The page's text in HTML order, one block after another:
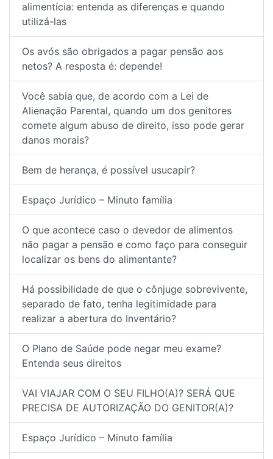
alimentícia: entenda as diferenças e quando
utilizá-las
Os avós são obrigados a pagar pensão aos
netos? A resposta é: depende!
Você sabia que, de acordo com a Lei de
Alienação Parental, quando um dos genitores
comete algum abuso de direito, isso pode gerar
danos morais?
Bem de herança, é possível usucapir?
Espaço Jurídico – Minuto família
O que acontece caso o devedor de alimentos
não pagar a pensão e como faço para conseguir
localizar os bens do alimentante?
Há possibilidade de que o cônjuge sobrevivente,
separado de fato, tenha legitimidade para
realizar a abertura do Inventário?
O Plano de Saúde pode negar meu exame?
Entenda seus direitos
VAI VIAJAR COM O SEU FILHO(A)? SERÁ QUE
PRECISA DE AUTORIZAÇÃO DO GENITOR(A)?
Espaço Jurídico – Minuto família